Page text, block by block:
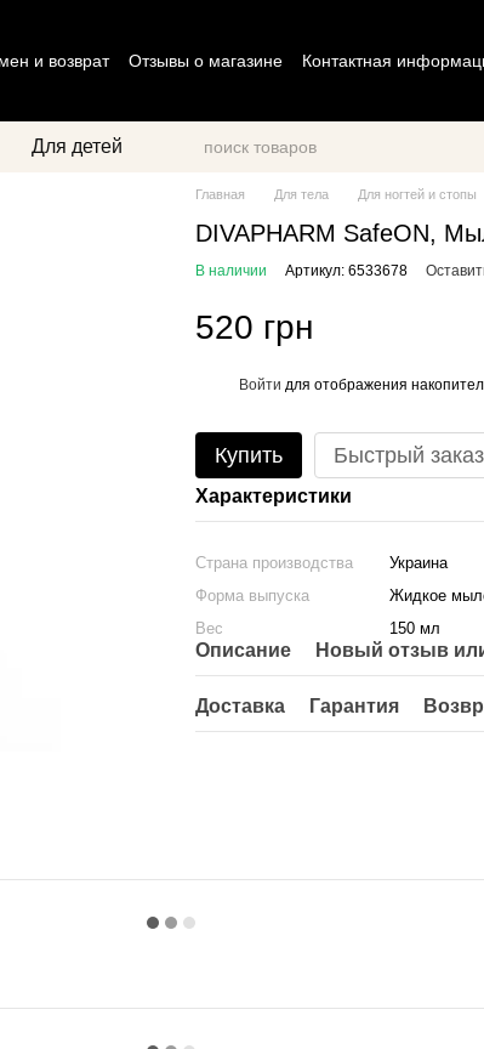
и возврат Отзывы о магазине
Контактная
Для детей
Главная Для тела Для ногтей и стопы
DIVAPHARM SafeON,
В наличии Артикул: 6533678
520 грн
Войти для отображения
Купить Быстрый заказ
Характеристики
Страна производства
Украина
Форма выпуска
Жидкое
Вес
150 мл
Описание Новый отзыв
Доставка Гарантия